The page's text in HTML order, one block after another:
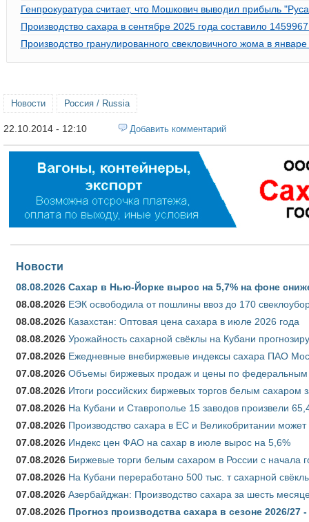
Генпрокуратура считает, что Мошкович выводил прибыль
Производство сахара в сентябре 2025 года составило 1459967
Производство гранулированного свекловичного жома в
Новости Россия / Russia
22.10.2014 - 12:10 Добавить комментарий
Новости
08.08.2026 Сахар в Нью-Йорке вырос на 5,7% на фоне
08.08.2026 ЕЭК освободила от пошлины ввоз до 170
08.08.2026 Казахстан: Оптовая цена сахара в июле 2026 года
08.08.2026 Урожайность сахарной свёклы на Кубани
07.08.2026 Ежедневные внебиржевые индексы сахара ПАО
07.08.2026 Объемы биржевых продаж и цены по федеральным
07.08.2026 Итоги российских биржевых торгов белым сахаром
07.08.2026 На Кубани и Ставрополье 15 заводов произвели
07.08.2026 Производство сахара в ЕС и Великобритании
07.08.2026 Индекс цен ФАО на сахар в июле вырос на 5,6%
07.08.2026 Биржевые торги белым сахаром в России с начала
07.08.2026 На Кубани переработано 500 тыс. т сахарной
07.08.2026 Азербайджан: Производство сахара за шесть
07.08.2026 Прогноз производства сахара в сезоне 2026/